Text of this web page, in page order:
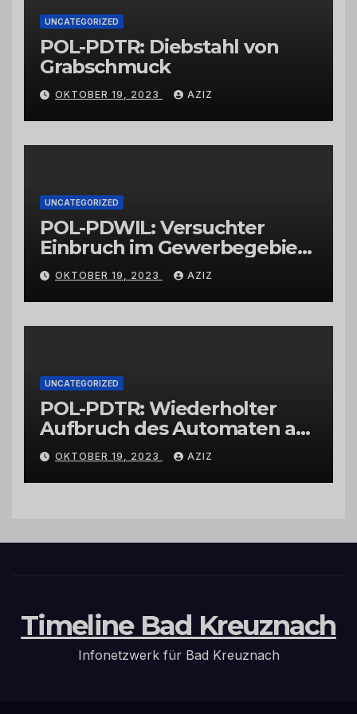
UNCATEGORIZED
POL-PDTR: Diebstahl von
Grabschmuck
OKTOBER 19, 2023 AZIZ
UNCATEGORIZED
POL-PDWIL: Versuchter
Einbruch im Gewerbegebiet
Wittlich
OKTOBER 19, 2023 AZIZ
UNCATEGORIZED
POL-PDTR: Wiederholter
Aufbruch des Automaten am
Wohnmobilstellplatz in
Hermeskeil am Labachweg
OKTOBER 19, 2023 AZIZ
Timeline Bad Kreuznach
Infonetzwerk für Bad Kreuznach